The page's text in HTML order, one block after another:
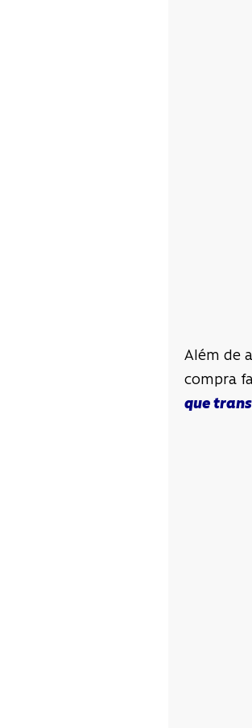
Além de
compra
que